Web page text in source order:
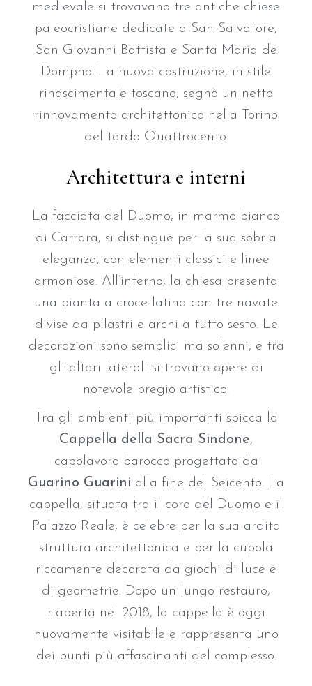
medievale si trovavano tre antiche chiese
paleocristiane dedicate a San Salvatore,
San Giovanni Battista e Santa Maria de
Dompno. La nuova costruzione, in stile
rinascimentale toscano, segnò un netto
rinnovamento architettonico nella Torino
del tardo Quattrocento.
Architettura e interni
La facciata del Duomo, in marmo bianco
di Carrara, si distingue per la sua sobria
eleganza, con elementi classici e linee
armoniose. All’interno, la chiesa presenta
una pianta a croce latina con tre navate
divise da pilastri e archi a tutto sesto. Le
decorazioni sono semplici ma solenni, e tra
gli altari laterali si trovano opere di
notevole pregio artistico.
Tra gli ambienti più importanti spicca la
Cappella della Sacra Sindone,
capolavoro barocco progettato da
Guarino Guarini alla fine del Seicento. La
cappella, situata tra il coro del Duomo e il
Palazzo Reale, è celebre per la sua ardita
struttura architettonica e per la cupola
riccamente decorata da giochi di luce e
di geometrie. Dopo un lungo restauro,
riaperta nel 2018, la cappella è oggi
nuovamente visitabile e rappresenta uno
dei punti più affascinanti del complesso.